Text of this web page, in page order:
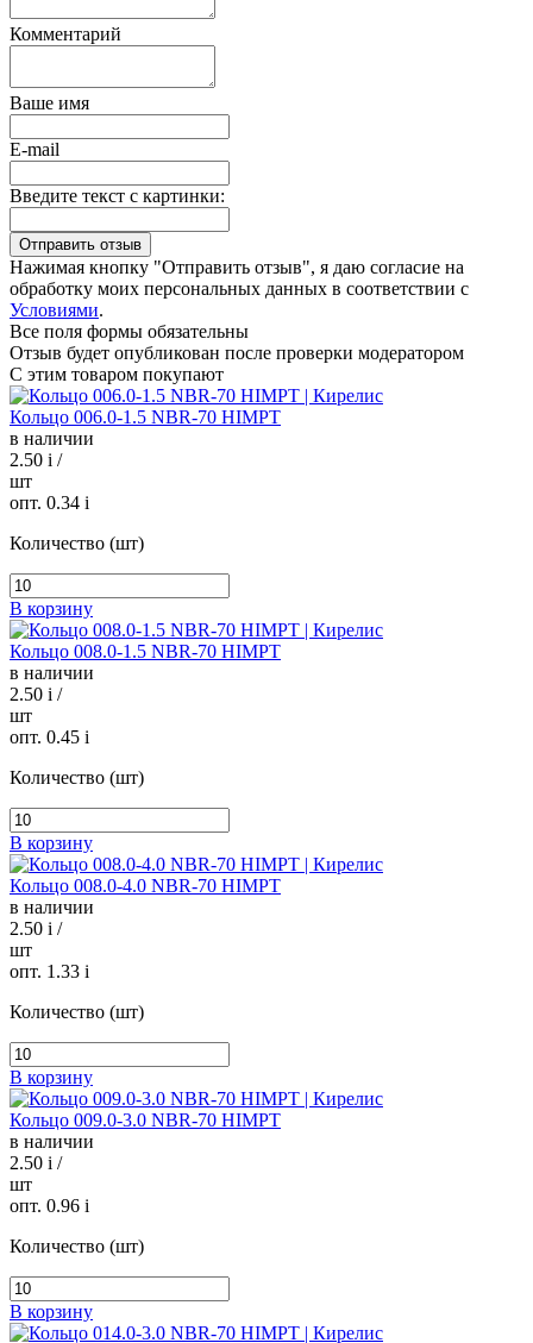
Комментарий
Ваше имя
E-mail
Введите текст с картинки:
Нажимая кнопку "Отправить отзыв", я даю согласие на
обработку моих персональных данных в соответствии с
Условиями.
Все поля формы обязательны
Отзыв будет опубликован после проверки модератором
С этим товаром покупают
Кольцо 006.0-1.5 NBR-70 HIMPT
в наличии
2.50 i /
шт
опт. 0.34 i
Количество (шт)
В корзину
Кольцо 008.0-1.5 NBR-70 HIMPT
в наличии
2.50 i /
шт
опт. 0.45 i
Количество (шт)
В корзину
Кольцо 008.0-4.0 NBR-70 HIMPT
в наличии
2.50 i /
шт
опт. 1.33 i
Количество (шт)
В корзину
Кольцо 009.0-3.0 NBR-70 HIMPT
в наличии
2.50 i /
шт
опт. 0.96 i
Количество (шт)
В корзину